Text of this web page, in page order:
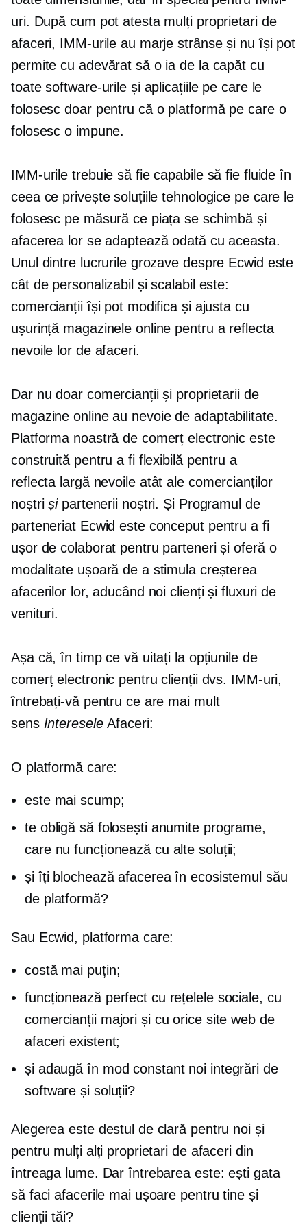
uri. După cum pot atesta mulți proprietari de
afaceri, IMM-urile au marje strânse și nu își pot
permite cu adevărat să o ia de la capăt cu
toate software-urile și aplicațiile pe care le
folosesc doar pentru că o platformă pe care o
folosesc o impune.
IMM-urile trebuie să fie capabile să fie fluide în
ceea ce privește soluțiile tehnologice pe care le
folosesc pe măsură ce piața se schimbă și
afacerea lor se adaptează odată cu aceasta.
Unul dintre lucrurile grozave despre Ecwid este
cât de personalizabil și scalabil este:
comercianții își pot modifica și ajusta cu
ușurință magazinele online pentru a reflecta
nevoile lor de afaceri.
Dar nu doar comercianții și proprietarii de
magazine online au nevoie de adaptabilitate.
Platforma noastră de comerț electronic este
construită pentru a fi flexibilă pentru a
reflecta largănevoile atât ale comercianților
noștrișipartenerii noștri. Și Programul de
parteneriat Ecwid este conceput pentru a fi
ușor de colaborat pentru parteneri și oferă o
modalitate ușoară de a stimula creșterea
afacerilor lor, aducând noi clienți și fluxuri de
venituri.
Așa că, în timp ce vă uitați la opțiunile de
comerț electronic pentru clienții dvs. IMM-uri,
întrebați-vă pentru ce are mai mult
sens IntereseleAfaceri:
O platformă care:
este mai scump;
te obligă să folosești anumite programe,
care nu funcționează cu alte soluții;
și îți blochează afacerea în ecosistemul său
de platformă?
Sau Ecwid, platforma care:
costă mai puțin;
funcționează perfect cu rețelele sociale, cu
comercianții majori și cu orice site web de
afaceri existent;
și adaugă în mod constant noi integrări de
software și soluții?
Alegerea este destul de clară pentru noi și
pentru mulți alți proprietari de afaceri din
întreaga lume. Dar întrebarea este: ești gata
să faci afacerile mai ușoare pentru tine și
clienții tăi?